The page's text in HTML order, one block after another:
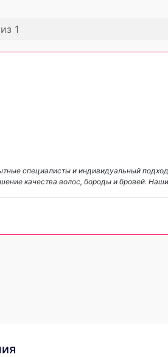
1
специалисты и индивидуальный
качества волос, бороды и бровей.